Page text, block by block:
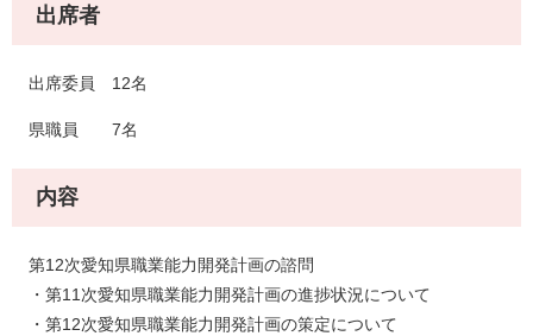
出席者
出席委員 12名
県職員 7名
内容
第12次愛知県職業能力開発計画の諮問
・第11次愛知県職業能力開発計画の進捗状況について
・第12次愛知県職業能力開発計画の策定について